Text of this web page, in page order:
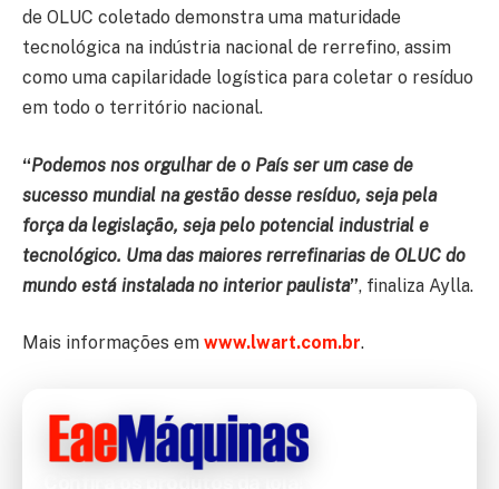
de OLUC coletado demonstra uma maturidade
tecnológica na indústria nacional de rerrefino, assim
como uma capilaridade logística para coletar o resíduo
em todo o território nacional.
“Podemos nos orgulhar de o País ser um case de
sucesso mundial na gestão desse resíduo, seja pela
força da legislação, seja pelo potencial industrial e
tecnológico. Uma das maiores rerrefinarias de OLUC do
mundo está instalada no interior paulista”, finaliza Aylla.
Mais informações em www.lwart.com.br.